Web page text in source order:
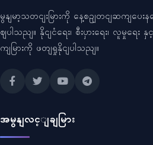
မွနျမာ့သတငျးမြားကို နေ့စဥျတငျဆကျပ
ဈပါသညျ။ နိုငျငံရေး၊ စီးပှားရေး၊ လူမှုရ
ကျမြားကို ဖတျရှုနိုငျပါသညျ။
အမွနျလင့ျချမြား